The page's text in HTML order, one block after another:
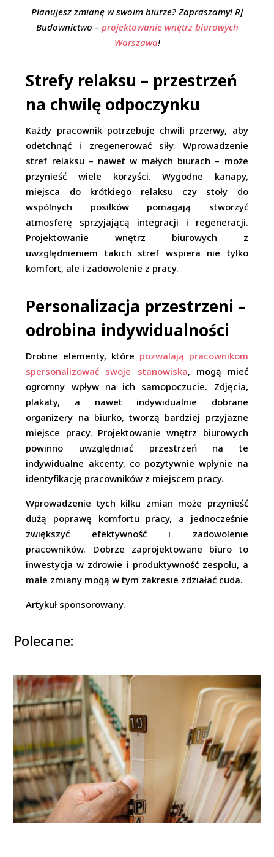
Planujesz zmianę w swoim biurze? Zapraszamy! RJ
Budownictwo – projektowanie wnętrz biurowych
Warszawa!
Strefy relaksu – przestrzeń
na chwilę odpoczynku
Każdy pracownik potrzebuje chwili przerwy, aby
odetchnąć i zregenerować siły. Wprowadzenie
stref relaksu – nawet w małych biurach – może
przynieść wiele korzyści. Wygodne kanapy,
miejsca do krótkiego relaksu czy stoły do
wspólnych posiłków pomagają stworzyć
atmosferę sprzyjającą integracji i regeneracji.
Projektowanie wnętrz biurowych z
uwzględnieniem takich stref wspiera nie tylko
komfort, ale i zadowolenie z pracy.
Personalizacja przestrzeni –
odrobina indywidualności
Drobne elementy, które pozwalają pracownikom
spersonalizować swoje stanowiska, mogą mieć
ogromny wpływ na ich samopoczucie. Zdjęcia,
plakaty, a nawet indywidualnie dobrane
organizery na biurko, tworzą bardziej przyjazne
miejsce pracy. Projektowanie wnętrz biurowych
powinno uwzględniać przestrzeń na te
indywidualne akcenty, co pozytywnie wpłynie na
identyfikację pracowników z miejscem pracy.
Wprowadzenie tych kilku zmian może przynieść
dużą poprawę komfortu pracy, a jednocześnie
zwiększyć efektywność i zadowolenie
pracowników. Dobrze zaprojektowane biuro to
inwestycja w zdrowie i produktywność zespołu, a
małe zmiany mogą w tym zakresie zdziałać cuda.
Artykuł sponsorowany.
Polecane: